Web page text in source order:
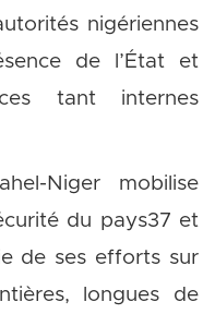
nigériennes
de l’État et
tant internes
Niger mobilise
du pays37 et
de ses efforts sur
longues de